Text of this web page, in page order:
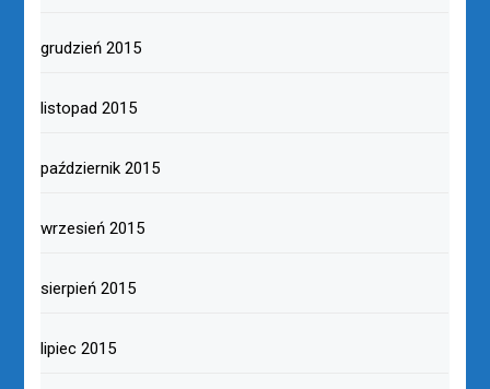
grudzień 2015
listopad 2015
październik 2015
wrzesień 2015
sierpień 2015
lipiec 2015